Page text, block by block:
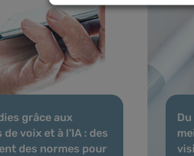
grâce aux
voix et à l’IA : des
des normes pour